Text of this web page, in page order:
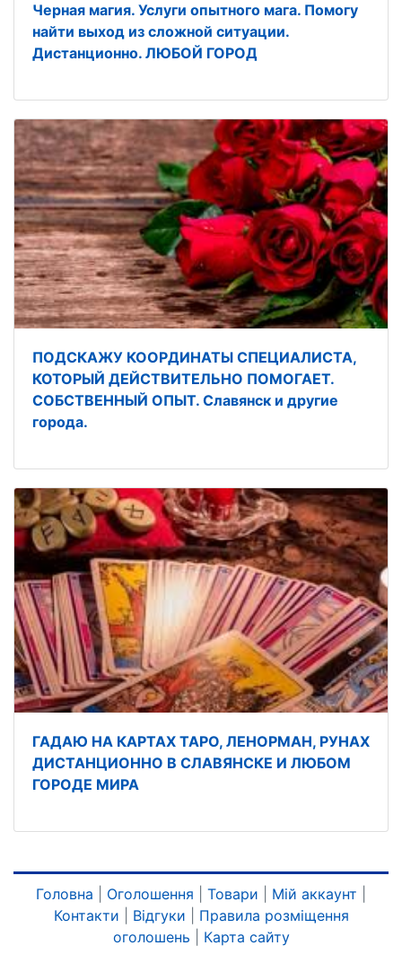
Черная магия. Услуги опытного мага. Помогу
найти выход из сложной ситуации.
Дистанционно. ЛЮБОЙ ГОРОД
ПОДСКАЖУ КООРДИНАТЫ СПЕЦИАЛИСТА,
КОТОРЫЙ ДЕЙСТВИТЕЛЬНО ПОМОГАЕТ.
СОБСТВЕННЫЙ ОПЫТ. Славянск и другие
города.
ГАДАЮ НА КАРТАХ ТАРО, ЛЕНОРМАН, РУНАХ
ДИСТАНЦИОННО В СЛАВЯНСКЕ И ЛЮБОМ
ГОРОДЕ МИРА
Головна Оголошення Товари Мій аккаунт
Контакти
Відгуки
Правила розміщення
оголошень
Карта сайту